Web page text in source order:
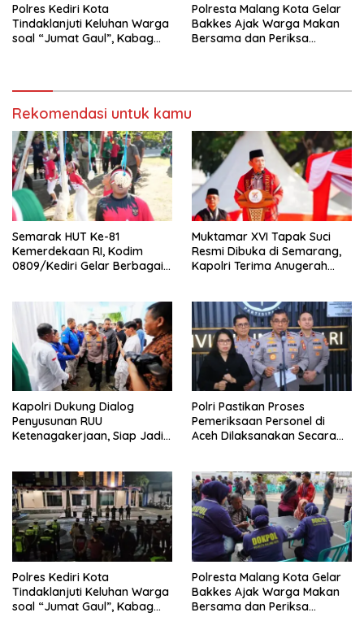
Polres Kediri Kota
Tindaklanjuti Keluhan Warga
soal “Jumat Gaul”, Kabag
Polresta Malang Kota Gelar
Bakkes Ajak Warga Makan
Bersama dan Periksa
Rekomendasi untuk kamu
Semarak HUT Ke-81
Kemerdekaan RI, Kodim
0809/Kediri Gelar Berbagai
Muktamar XVI Tapak Suci
Resmi Dibuka di Semarang,
Kapolri Terima Anugerah
Kapolri Dukung Dialog
Penyusunan RUU
Ketenagakerjaan, Siap Jadi
Polri Pastikan Proses
Pemeriksaan Personel di
Aceh Dilaksanakan Secara
Polres Kediri Kota
Tindaklanjuti Keluhan Warga
soal “Jumat Gaul”, Kabag
Polresta Malang Kota Gelar
Bakkes Ajak Warga Makan
Bersama dan Periksa